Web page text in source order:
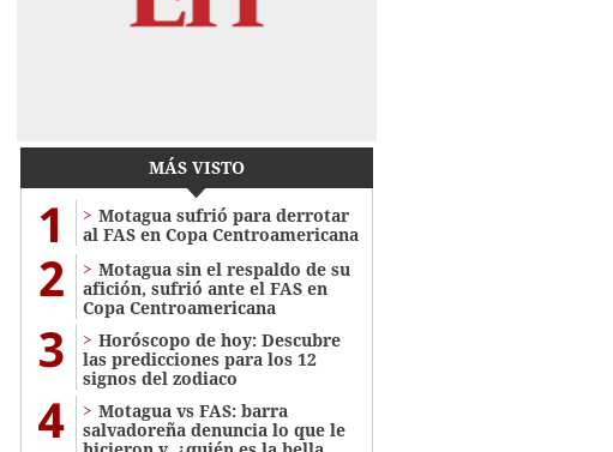
MÁS VISTO
1
Motagua sufrió para derrotar
al FAS en Copa Centroamericana
2
Motagua sin el respaldo de su
afición, sufrió ante el FAS en
Copa Centroamericana
3
Horóscopo de hoy: Descubre
las predicciones para los 12
signos del zodiaco
4
Motagua vs FAS: barra
salvadoreña denuncia lo que le